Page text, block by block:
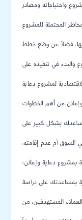
واحتياجاته ومصادر
المحتملة للمشروع
فضلاً عن وضع خطط
والبدء في تنفيذه على
لمشروع دعاية
من أهم الخطوات
بشكل كبير على
السوق أم عدم إقامته،
بمشروع دعاية وإعلان:
بمساعدتك على دراسة
المستهدفين، من